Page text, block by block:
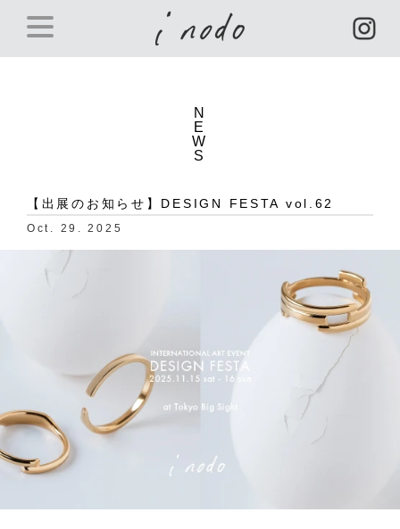
N
E
W
S
【出展のお知らせ】DESIGN FESTA vol.62
Oct. 29. 2025